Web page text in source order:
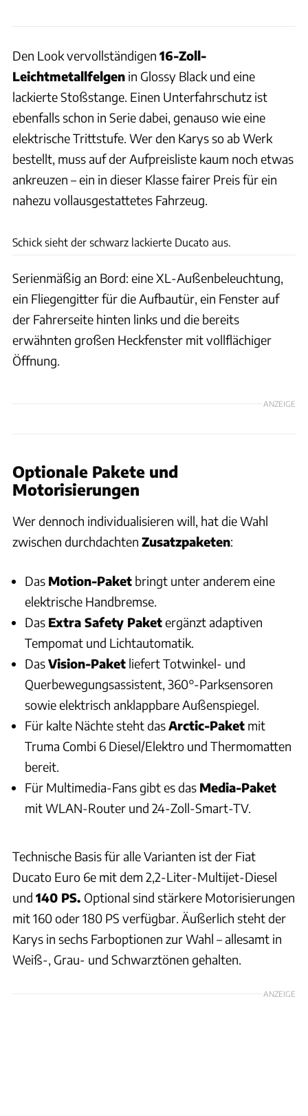
Den Look vervollständigen 16-Zoll-
Leichtmetallfelgen in Glossy Black und eine
lackierte Stoßstange. Einen Unterfahrschutz ist
ebenfalls schon in Serie dabei, genauso wie eine
elektrische Trittstufe. Wer den Karys so ab Werk
bestellt, muss auf der Aufpreisliste kaum noch etwas
ankreuzen – ein in dieser Klasse fairer Preis für ein
nahezu vollausgestattetes Fahrzeug.
Schick sieht der schwarz lackierte Ducato aus.
Serienmäßig an Bord: eine XL-Außenbeleuchtung,
ein Fliegengitter für die Aufbautür, ein Fenster auf
der Fahrerseite hinten links und die bereits
erwähnten großen Heckfenster mit vollflächiger
Öffnung.
ANZEIGE
Optionale Pakete und
Motorisierungen
Wer dennoch individualisieren will, hat die Wahl
zwischen durchdachten Zusatzpaketen:
Das Motion-Paket bringt unter anderem eine
elektrische Handbremse.
Das Extra Safety Paketergänzt adaptiven
Tempomat und Lichtautomatik.
DasVision-Paket liefert Totwinkel- und
Querbewegungsassistent, 360°-Parksensoren
sowie elektrisch anklappbare Außenspiegel.
Für kalte Nächte steht dasArctic-Paket mit
Truma Combi 6 Diesel/Elektro und Thermomatten
bereit.
Für Multimedia-Fans gibt es das Media-Paket
mit WLAN-Router und 24-Zoll-Smart-TV.
Technische Basis für alle Varianten ist der Fiat
Ducato Euro 6e mit dem 2,2-Liter-Multijet-Diesel
und 140 PS. Optional sind stärkere Motorisierungen
mit 160 oder 180 PS verfügbar. Äußerlich steht der
Karys in sechs Farboptionen zur Wahl – allesamt in
Weiß-, Grau- und Schwarztönen gehalten.
ANZEIGE